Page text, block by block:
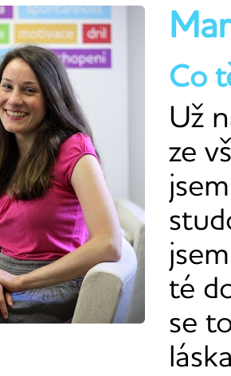
Co
Už
ze
té
se